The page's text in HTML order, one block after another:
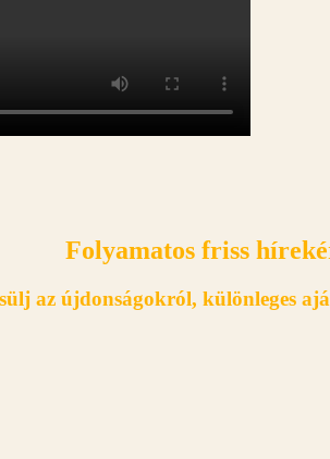
Folyamatos friss
az újdonságokról, különleges